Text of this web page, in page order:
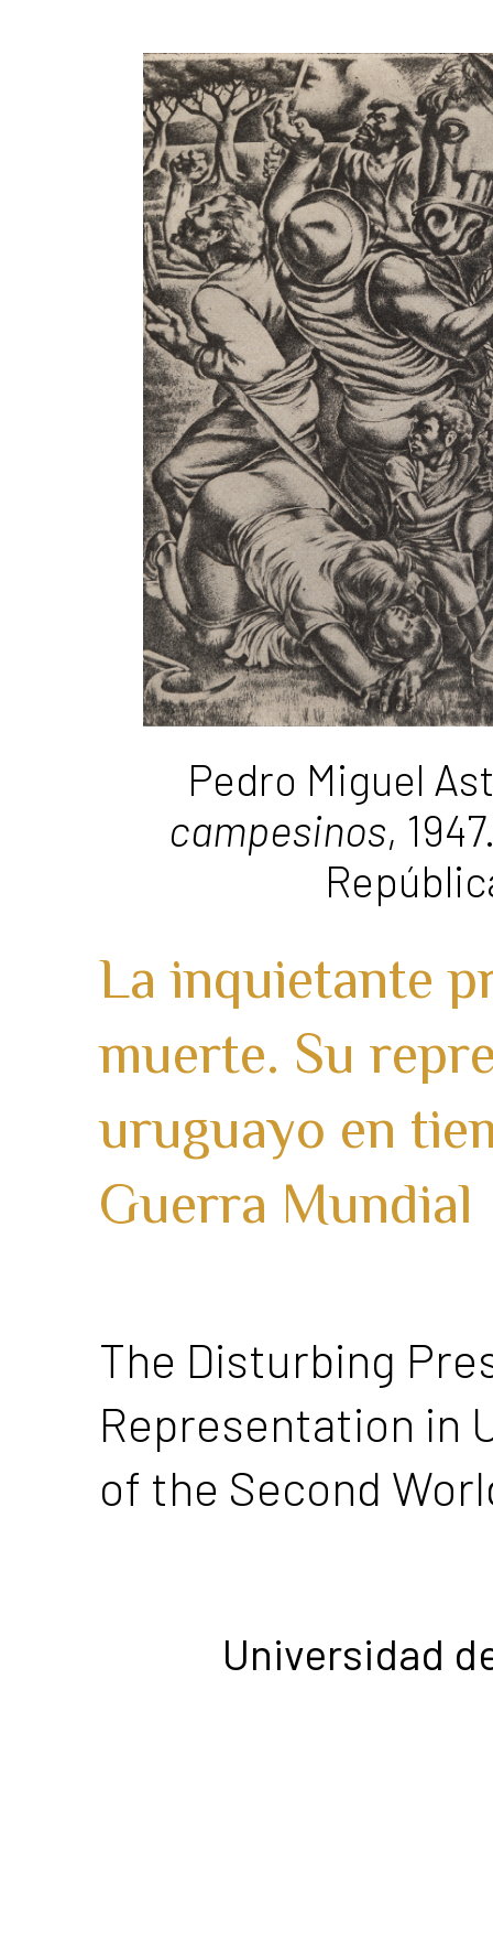
Pedro Miguel
campesinos,
La inquietante
muerte. Su
uruguayo en
Guerra Mundial
The Disturbing
Representation in
of the Second
Universidad